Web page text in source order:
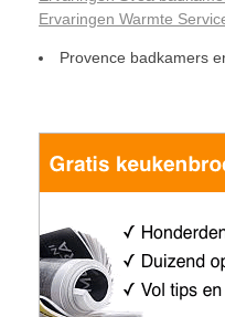
Ervaringen Warmte
Provence badkamers